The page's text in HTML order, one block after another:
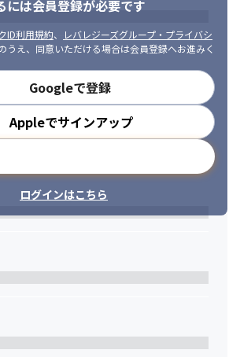
年の歴史上研究最高位である主席研究員に
には会員登録が必要です
ID利用規約、
レバレジーズグループ・プライバシ
うえ、同意いただける場合は会員登録へお進みく
Googleで登録
Appleでサインアップ
ログインはこちら